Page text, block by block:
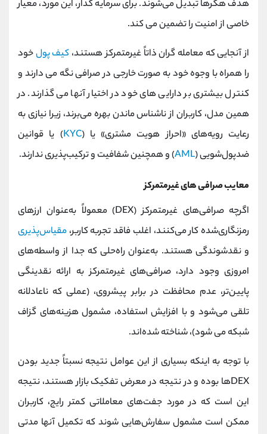
هدف هکرها تبدیل می‌شوند. برای سرمایه گذار، این مورد، معیار
خاصی از امنیت را تضمین می کند.
از آنجایی که معامله گران ذاتاً غیرمتمرکز هستند، کیف پولخود
را همراه با وجوه خود به صورت خارجی در صرافی نگه می دارند و
کنترل بیشتری بر دارایی های خود در اختیار آنها می گذارند. در
همین مدل، کاربران از ناشناس ماندن بهره می‌برند، زیرا نیازی به
رعایت رویه‌های «احراز هویت مشتری» یا (KYC) یا قوانین
ضدپول‌شویی (AML) و همچنین شفافیت و ترکیب‌پذیری ندارند.
معایب صرافی های غیرمتمرکز
اگرچه صرافی‌های غیرمتمرکز (DEX) معمولاً به‌عنوان ارزهای
رمزنگاری‌شده کار می‌کنند، اغلب فاقد تجربه کاربر، مقیاس‌پذیری
و نقدشوندگی هستند. به‌عنوان راه‌حلی که جدا از واسطه‌های
امروزی وجود دارد، صرافی‌های غیرمتمرکز به ارائه نقدینگی
پایین‌تر، عدم محافظت در برابر پیشروی، (عملی که ناعادلانه
تلقی می‌شود و با افزایش استفاده، مشمول هزینه‌های گزاف
شبکه می شود)، شناخته شده‌اند.
با توجه به اینکه بسیاری از این عوامل نتیجه نسبتاً جدید بودن
DEXها بوده و در نتیجه در معرض تفکیک بازار هستند، نتیجه
این است که در مورد جفت‌های معاملاتی کمتر رایج، کاربران
ممکن است مشمول سفارش‌هایی شوند که تکمیل آنها مدتی